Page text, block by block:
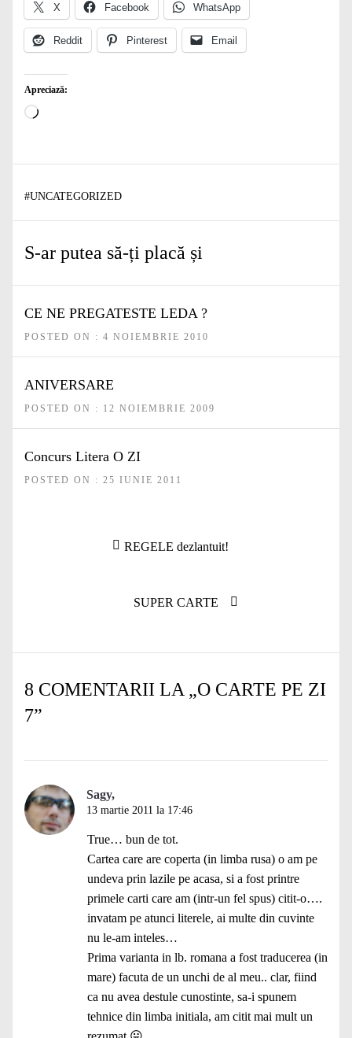
X Facebook WhatsApp
Reddit Pinterest Email
Apreciază:
Încarc...
#UNCATEGORIZED
S-ar putea să-ți placă și
CE NE PREGATESTE LEDA ?
POSTED ON : 4 NOIEMBRIE 2010
ANIVERSARE
POSTED ON : 12 NOIEMBRIE 2009
Concurs Litera O ZI
POSTED ON : 25 IUNIE 2011
Articolul
REGELE dezlantuit!
Articolul
SUPER CARTE
8 COMENTARII LA „O CARTE PE ZI
7”
Sagy,
13 martie 2011 la 17:46
True… bun de tot.
Cartea care are coperta (in limba rusa) o am pe
undeva prin lazile pe acasa, si a fost printre
primele carti care am (intr-un fel spus) citit-o….
invatam pe atunci literele, ai multe din cuvinte
nu le-am inteles…
Prima varianta in lb. romana a fost traducerea (in
mare) facuta de un unchi de al meu.. clar, fiind
ca nu avea destule cunostinte, sa-i spunem
tehnice din limba initiala, am citit mai mult un